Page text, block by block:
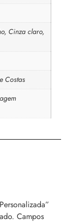
Cinza claro,
Costas
Campos